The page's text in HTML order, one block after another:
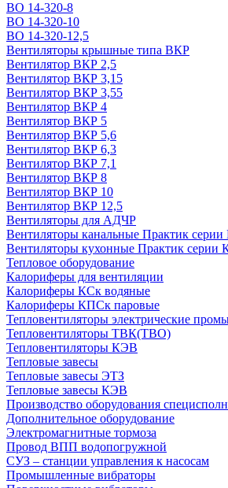
ВО 14-320-8
ВО 14-320-10
ВО 14-320-12,5
Вентиляторы крышные типа ВКР
Вентилятор ВКР 2,5
Вентилятор ВКР 3,15
Вентилятор ВКР 3,55
Вентилятор ВКР 4
Вентилятор ВКР 5
Вентилятор ВКР 5,6
Вентилятор ВКР 6,3
Вентилятор ВКР 7,1
Вентилятор ВКР 8
Вентилятор ВКР 10
Вентилятор ВКР 12,5
Вентиляторы для АДЧР
Вентиляторы канальные Практик
Вентиляторы кухонные Практик
Тепловое оборудование
Калориферы для вентиляции
Калориферы КСк водяные
Калориферы КПСк паровые
Тепловентиляторы электрические
Тепловентиляторы ТВК(ТВО)
Тепловентиляторы КЭВ
Тепловые завесы
Тепловые завесы ЭТЗ
Тепловые завесы КЭВ
Производство оборудования
Дополнительное оборудование
Электромагнитные тормоза
Провод ВПП водопогружной
СУЗ – станции управления к насосам
Промышленные вибраторы